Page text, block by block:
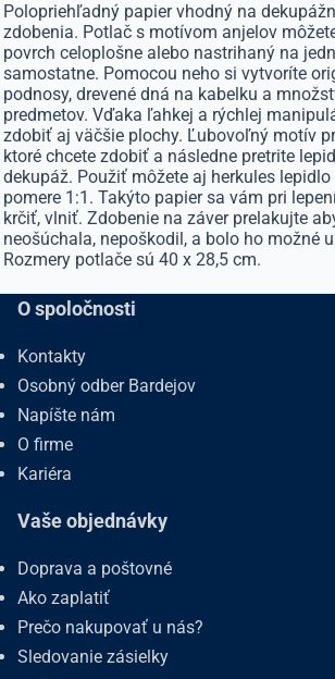
Polopriehľadný papier vhodný na
zdobenia. Potlač s motívom anjelov
povrch celoplošne alebo nastrihaný na
samostatne. Pomocou neho si vytvoríte
podnosy, drevené dná na kabelku a
predmetov. Vďaka ľahkej a rýchlej
zdobiť aj väčšie plochy. Ľubovoľný motív
ktoré chcete zdobiť a následne pretrite
dekupáž. Použiť môžete aj herkules
pomere 1:1. Takýto papier sa vám pri
krčiť, vlniť. Zdobenie na záver prelakujte
neošúchala, nepoškodil, a bolo ho možné
Rozmery potlače sú 40 x 28,5 cm.
O spoločnosti
Kontakty
Osobný odber Bardejov
Napíšte nám
O firme
Kariéra
Vaše objednávky
Doprava a poštovné
Ako zaplatiť
Prečo nakupovať u nás?
Sledovanie zásielky